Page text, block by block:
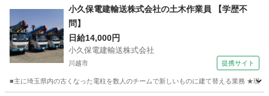
土木
小久保電建輸送株式会社の土木作業員 【学歴不
問】
日給14,000円
小久保電建輸送株式会社
川越市 提携サイト
■主に埼玉県内の古くなった電柱を数人のチームで新しいものに建て替える業務 ★現